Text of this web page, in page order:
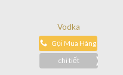
Vodka
Gọi Mua Hàng
chi tiết